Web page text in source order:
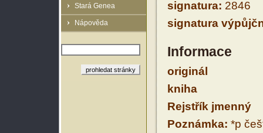
Stará Genea
Nápověda
signatura: 2846
signatura
Informace
originál
kniha
Rejstřík jmenný
Poznámka: *p